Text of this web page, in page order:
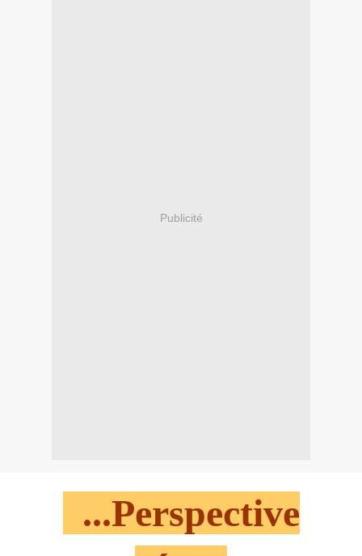
Publicité
...Perspective